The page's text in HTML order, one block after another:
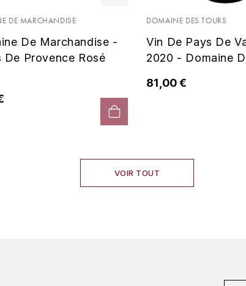
DE MARCHANDISE
De Marchandise -
De Provence Rosé
DOMAINE DES TOURS
Vin De Pays De
2020 - Domaine
81,00 €
VOIR TOUT